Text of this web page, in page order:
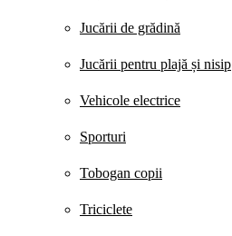
Jucării de grădină
Jucării pentru plajă și nisip
Vehicole electrice
Sporturi
Tobogan copii
Triciclete